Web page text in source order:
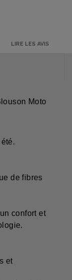
LIRE LES AVIS
Moto
de fibres
confort et
et